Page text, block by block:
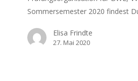
Sommersemester 2020 findest
Elisa Frindte
27. Mai 2020